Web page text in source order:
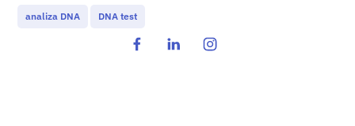
analiza DNA DNA test